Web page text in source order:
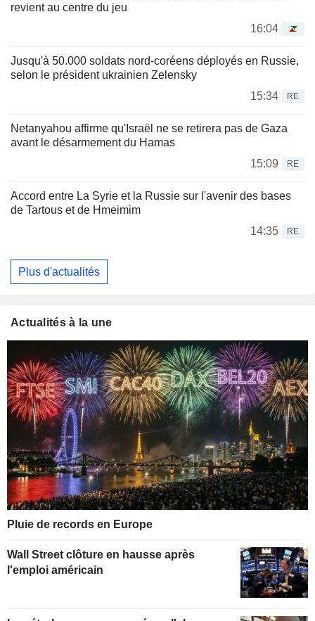
revient au centre du jeu
16:04
Jusqu'à 50.000 soldats nord-coréens déployés en Russie,
selon le président ukrainien Zelensky
15:34
RE
Netanyahou affirme qu'Israël ne se retirera pas de Gaza
avant le désarmement du Hamas
15:09
RE
Accord entre La Syrie et la Russie sur l'avenir des bases
de Tartous et de Hmeimim
14:35
RE
Plus d'actualités
Actualités à la une
Pluie de records en Europe
Wall Street clôture en hausse après
l'emploi américain